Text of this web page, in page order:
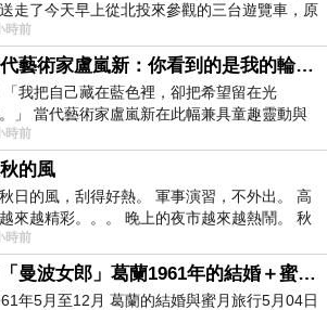
走了今天早上從北投來參觀的三台遊覽車，原
展場已經差不多要安靜下來，卻發
時前
當代藝術家盧嵐新：你看到的是我的輪廓，還是你的故事？——藏在藍色裡的希望與光
「我把自己藏在藍色裡，卻把希望留在光
」 當代藝術家盧嵐新在此幅兼具童趣靈動與
韻味的新作中，用湛藍的羽翼般色塊包覆著
時前
的風
日的風，刮得好熱。 軍事演習，不外出。 高
來越精彩。。。 晚上的夜市越來越熱鬧。 秋
風刮得很熱 夜遊消暑熱。。。
時前
AI「曼波女郎」葛蘭1961年的結婚＋蜜月旅行 #戀上老電影 #葛蘭 #粟子
年5月至12月 葛蘭的結婚與蜜月旅行5月04日